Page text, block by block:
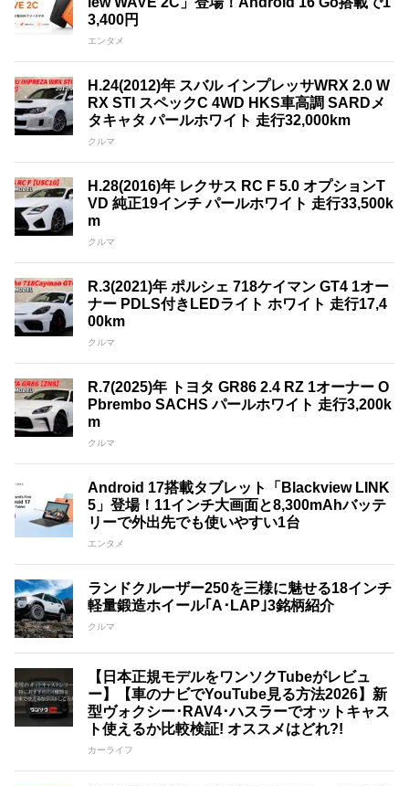
3,400円
エンタメ
H.24(2012)年 スバル インプレッサWRX 2.0 W
RX STI スペックC 4WD HKS車高調 SARDメ
タキャタ パールホワイト 走行32,000km
クルマ
H.28(2016)年 レクサス RC F 5.0 オプションT
VD 純正19インチ パールホワイト 走行33,500k
m
クルマ
R.3(2021)年 ポルシェ 718ケイマン GT4 1オー
ナー PDLS付きLEDライト ホワイト 走行17,4
00km
クルマ
R.7(2025)年 トヨタ GR86 2.4 RZ 1オーナー O
Pbrembo SACHS パールホワイト 走行3,200k
m
クルマ
Android 17搭載タブレット「Blackview LINK
5」登場！11インチ大画面と8,300mAhバッテ
リーで外出先でも使いやすい1台
エンタメ
ランドクルーザー250を三様に魅せる18インチ
軽量鍛造ホイール｢A･LAP｣3銘柄紹介
クルマ
【日本正規モデルをワンソクTubeがレビュ
ー】【車のナビでYouTube見る方法2026】新
型ヴォクシー･RAV4･ハスラーでオットキャス
ト使えるか比較検証! オススメはどれ?!
カーライフ